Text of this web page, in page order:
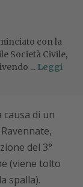
con la
Società Civile,
... Leggi
causa di un
del 3°
(viene tolto
spalla).